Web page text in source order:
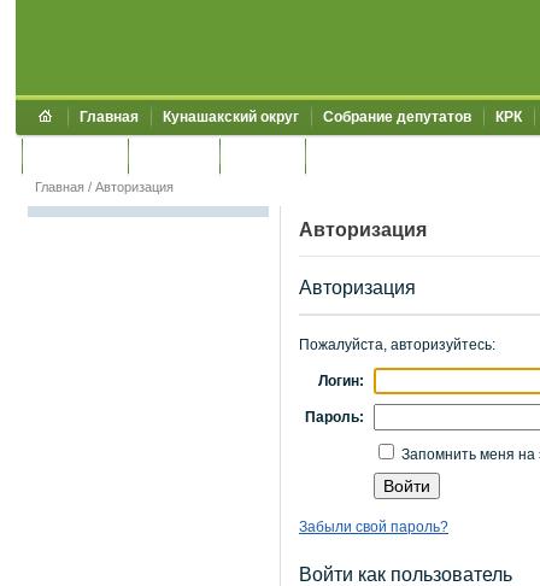
Главная Кунашакский округ Собрание депутатов КРК
Главная / Авторизация
Авторизация
Авторизация
Пожалуйста, авторизуйтесь:
Логин:
Пароль:
Запомнить меня на
Забыли свой пароль?
Войти как пользователь